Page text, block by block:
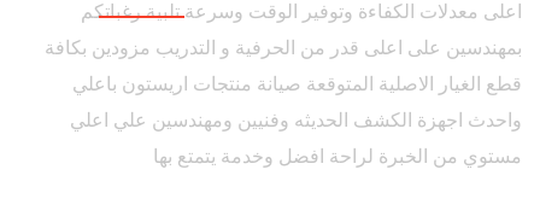
اعلى معدلات الكفاءة وتوفير الوقت وسرعة تلبية رغباتكم
بمهندسين على اعلى قدر من الحرفية و التدريب مزودين بكافة
قطع الغيار الاصلية المتوقعة صيانة منتجات اريستون باعلي
واحدث اجهزة الكشف الحديثه وفنيين ومهندسين علي اعلي
مستوي من الخبرة لراحة افضل وخدمة يتمتع بها